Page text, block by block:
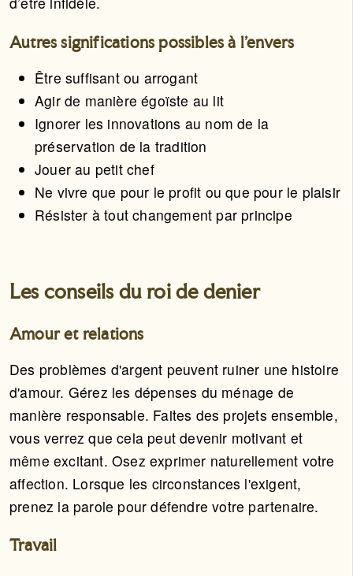
Autres significations possibles à l'envers
Être suffisant ou arrogant
Agir de manière égoïste au lit
Ignorer les innovations au nom de la
préservation de la tradition
Jouer au petit chef
Ne vivre que pour le profit ou que pour le plaisir
Résister à tout changement par principe
Les conseils du roi de denier
Amour et relations
Des problèmes d'argent peuvent ruiner une histoire
d'amour. Gérez les dépenses du ménage de
manière responsable. Faites des projets ensemble,
vous verrez que cela peut devenir motivant et
même excitant. Osez exprimer naturellement votre
affection. Lorsque les circonstances l'exigent,
prenez la parole pour défendre votre partenaire.
Travail